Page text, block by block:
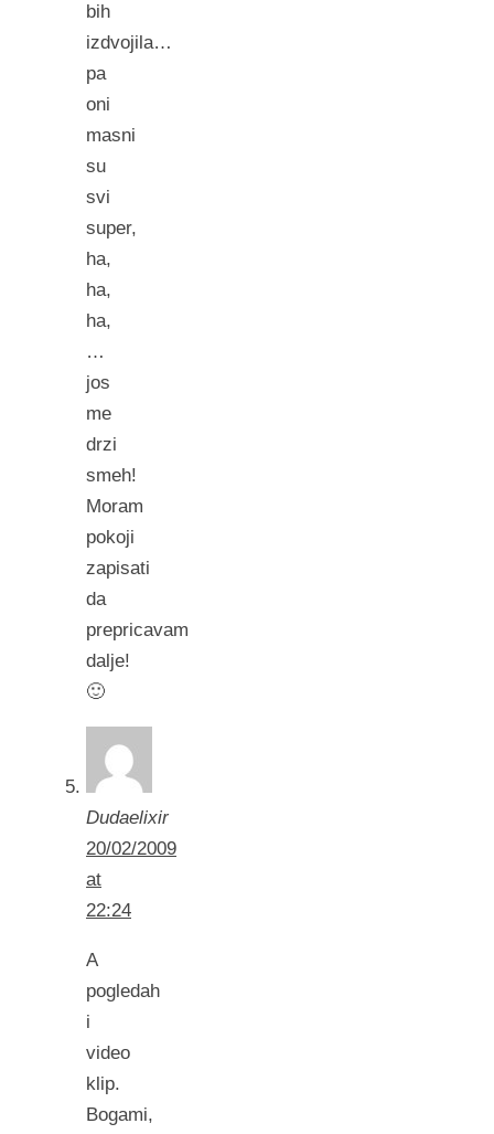
bih
izdvojila…
pa
oni
masni
su
svi
super,
ha,
ha,
ha,
…
jos
me
drzi
smeh!
Moram
pokoji
zapisati
da
prepricavam
dalje!
🙂
Dudaelixir
20/02/2009
at
22:24
A
pogledah
i
video
klip.
Bogami,